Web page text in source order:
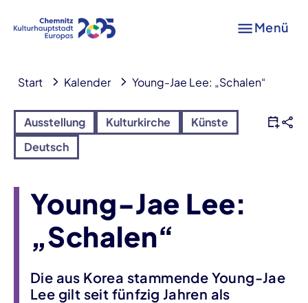
Menü
Start Kalender Young-Jae Lee: „Schalen“
Ausstellung Kulturkirche
Künste
Deutsch
Young-Jae Lee:
„Schalen“
Die aus Korea stammende Young-Jae
Lee gilt seit fünfzig Jahren als